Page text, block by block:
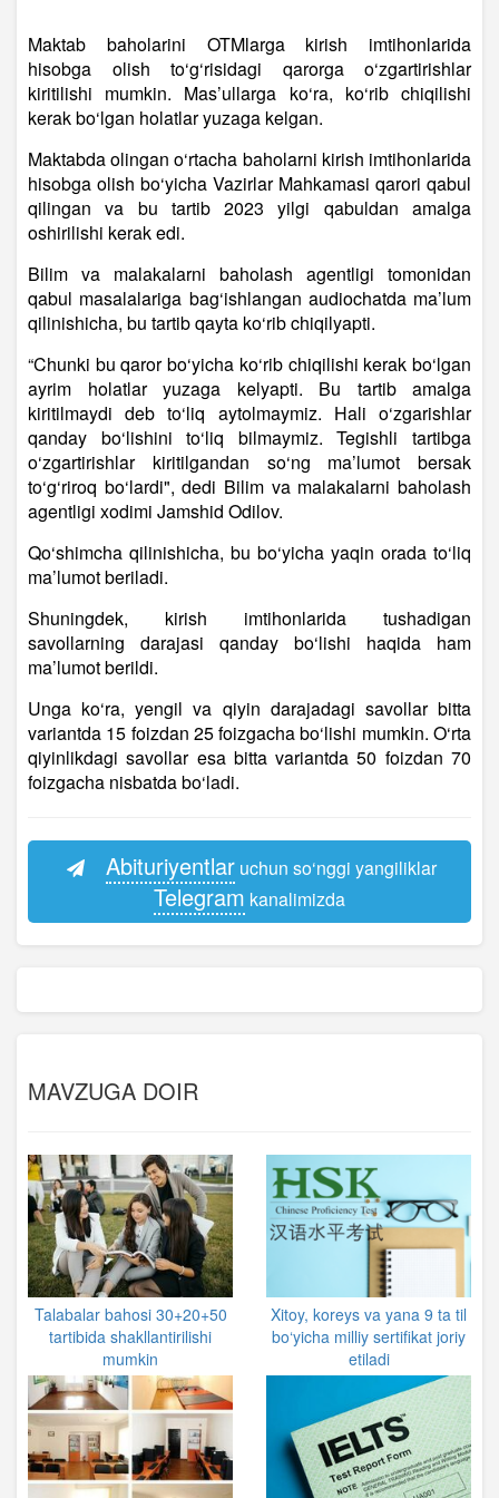
Maktab baholarini OTMlarga kirish imtihonlarida
hisobga olish to‘g‘risidagi qarorga o‘zgartirishlar
kiritilishi mumkin. Mas’ullarga ko‘ra, ko‘rib chiqilishi
kerak bo‘lgan holatlar yuzaga kelgan.
Maktabda olingan o‘rtacha baholarni kirish imtihonlarida
hisobga olish bo‘yicha Vazirlar Mahkamasi qarori qabul
qilingan va bu tartib 2023 yilgi qabuldan amalga
oshirilishi kerak edi.
Bilim va malakalarni baholash agentligi tomonidan
qabul masalalariga bag‘ishlangan audiochatda ma’lum
qilinishicha, bu tartib qayta ko‘rib chiqilyapti.
“Chunki bu qaror bo‘yicha ko‘rib chiqilishi kerak bo‘lgan
ayrim holatlar yuzaga kelyapti. Bu tartib amalga
kiritilmaydi deb to‘liq aytolmaymiz. Hali o‘zgarishlar
qanday bo‘lishini to‘liq bilmaymiz. Tegishli tartibga
o‘zgartirishlar kiritilgandan so‘ng ma’lumot bersak
to‘g‘riroq bo‘lardi", dedi Bilim va malakalarni baholash
agentligi xodimi Jamshid Odilov.
Qo‘shimcha qilinishicha, bu bo‘yicha yaqin orada to‘liq
ma’lumot beriladi.
Shuningdek, kirish imtihonlarida tushadigan
savollarning darajasi qanday bo‘lishi haqida ham
ma’lumot berildi.
Unga ko‘ra, yengil va qiyin darajadagi savollar bitta
variantda 15 foizdan 25 foizgacha bo‘lishi mumkin. O‘rta
qiyinlikdagi savollar esa bitta variantda 50 foizdan 70
foizgacha nisbatda bo‘ladi.
Abituriyentlaruchun so‘nggi yangiliklar
Telegram kanalimizda
MAVZUGA DOIR
Talabalar bahosi 30+20+50
tartibida shakllantirilishi
mumkin
Xitoy, koreys va yana 9 ta til
bo‘yicha milliy sertifikat joriy
etiladi